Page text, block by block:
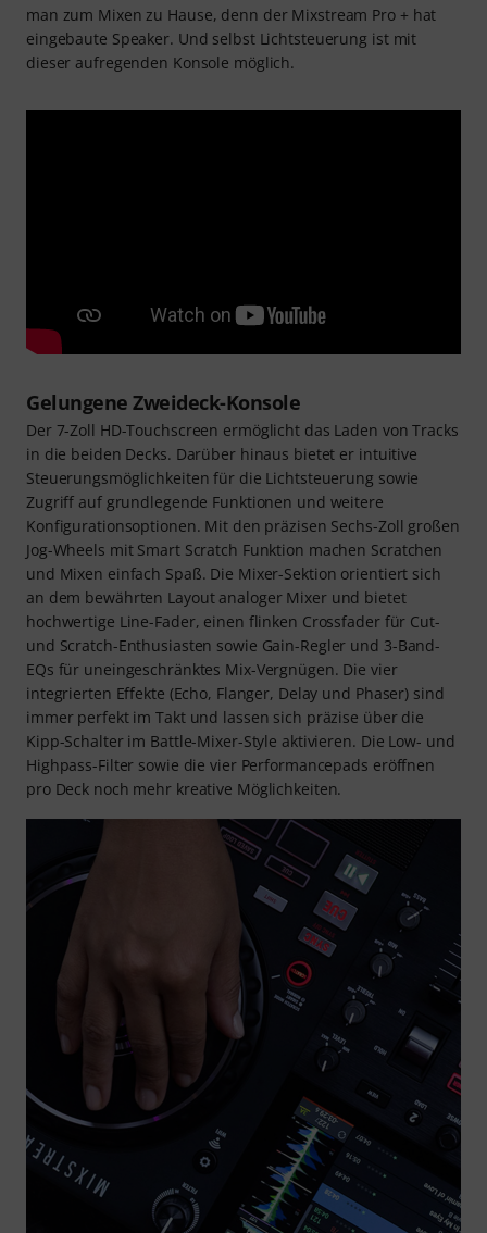
man zum Mixen zu Hause, denn der Mixstream Pro + hat
eingebaute Speaker. Und selbst Lichtsteuerung ist mit
dieser aufregenden Konsole möglich.
Gelungene Zweideck-Konsole
Der 7-Zoll HD-Touchscreen ermöglicht das Laden von Tracks
in die beiden Decks. Darüber hinaus bietet er intuitive
Steuerungsmöglichkeiten für die Lichtsteuerung sowie
Zugriff auf grundlegende Funktionen und weitere
Konfigurationsoptionen. Mit den präzisen Sechs-Zoll großen
Jog-Wheels mit Smart Scratch Funktion machen Scratchen
und Mixen einfach Spaß. Die Mixer-Sektion orientiert sich
an dem bewährten Layout analoger Mixer und bietet
hochwertige Line-Fader, einen flinken Crossfader für Cut-
und Scratch-Enthusiasten sowie Gain-Regler und 3-Band-
EQs für uneingeschränktes Mix-Vergnügen. Die vier
integrierten Effekte (Echo, Flanger, Delay und Phaser) sind
immer perfekt im Takt und lassen sich präzise über die
Kipp-Schalter im Battle-Mixer-Style aktivieren. Die Low- und
Highpass-Filter sowie die vier Performancepads eröffnen
pro Deck noch mehr kreative Möglichkeiten.